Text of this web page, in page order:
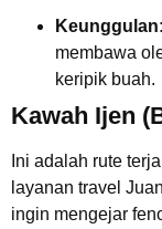
Keunggulan:
membawa
keripik buah.
Kawah Ijen
Ini adalah rute
layanan travel
ingin mengejar